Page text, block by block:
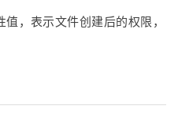
，表示文件创建后的权限，